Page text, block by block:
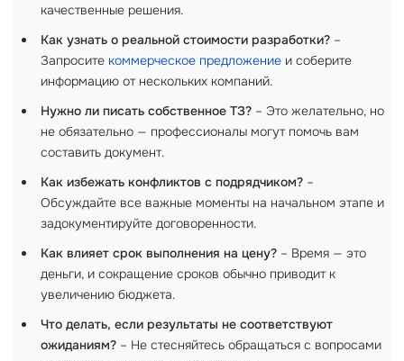
качественные решения.
Как узнать о реальной стоимости разработки? –
Запросите коммерческое предложение и соберите
информацию от нескольких компаний.
Нужно ли писать собственное ТЗ? – Это желательно, но
не обязательно — профессионалы могут помочь вам
составить документ.
Как избежать конфликтов с подрядчиком? –
Обсуждайте все важные моменты на начальном этапе и
задокументируйте договоренности.
Как влияет срок выполнения на цену? – Время — это
деньги, и сокращение сроков обычно приводит к
увеличению бюджета.
Что делать, если результаты не соответствуют
ожиданиям? – Не стесняйтесь обращаться с вопросами